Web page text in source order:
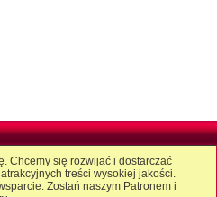
Chcemy się rozwijać i dostarczać
treści wysokiej jakości.
Zostań naszym Patronem i